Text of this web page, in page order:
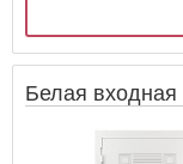
Белая